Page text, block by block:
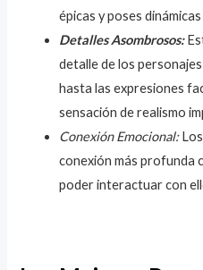
épicas y poses
Detalles Asombrosos:
detalle de los
hasta las expresiones
sensación de realismo
Conexión Emocional:Los
conexión más profunda
poder interactuar con